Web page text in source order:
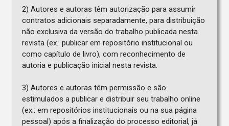
2) Autores e autoras têm autorização para assumir
contratos adicionais separadamente, para distribuição
não exclusiva da versão do trabalho publicada nesta
revista (ex.: publicar em repositório institucional ou
como capítulo de livro), com reconhecimento de
autoria e publicação inicial nesta revista.
3) Autores e autoras têm permissão e são
estimulados a publicar e distribuir seu trabalho online
(ex.: em repositórios institucionais ou na sua página
pessoal) após a finalização do processo editorial, já